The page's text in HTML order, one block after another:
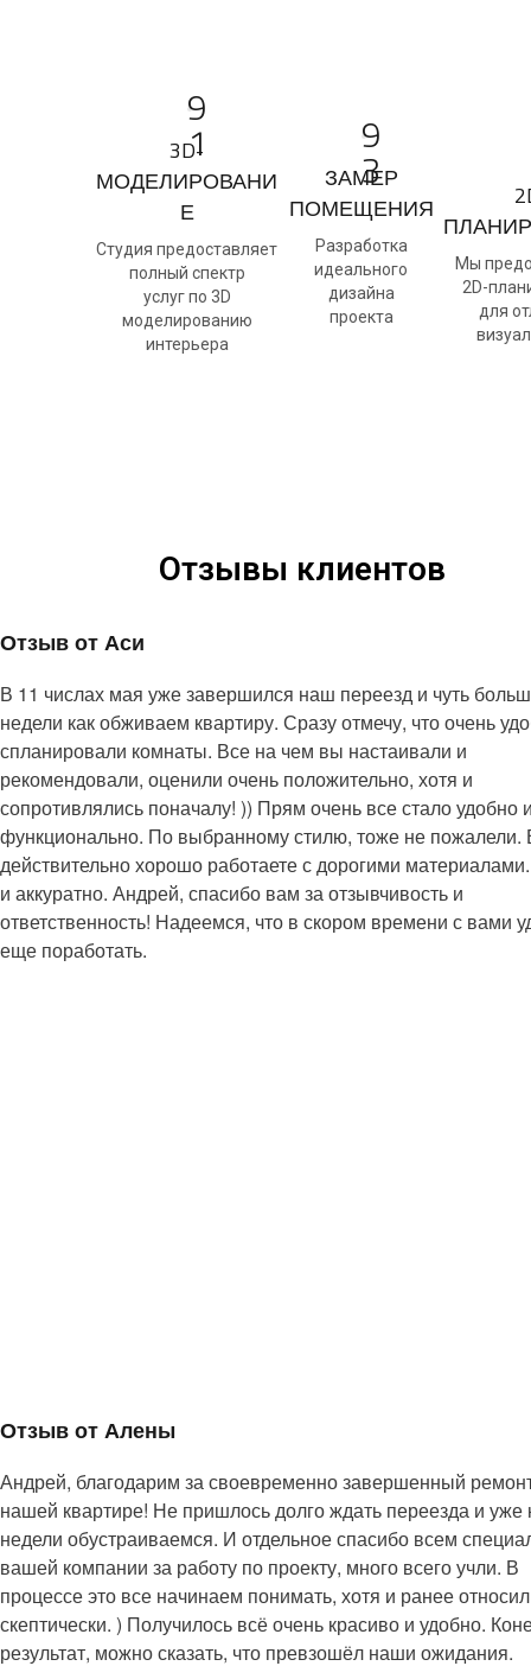
9
1
3D-
МОДЕЛИРОВАНИ
Е
Студия предоставляет
полный спектр
услуг по 3D
моделированию
интерьера
9
3
ЗАМЕР
ПОМЕЩЕНИЯ
Разработка
идеального
дизайна
проекта
Мы
2D-
для
Отзывы клиентов
Отзыв от Аси
В 11 числах мая уже завершился наш переезд и чуть
недели как обживаем квартиру. Сразу отмечу, что очень
спланировали комнаты. Все на чем вы настаивали и
рекомендовали, оценили очень положительно, хотя и
сопротивлялись поначалу! )) Прям очень все стало удобно
функционально. По выбранному стилю, тоже не
действительно хорошо работаете с дорогими
и аккуратно. Андрей, спасибо вам за отзывчивость и
ответственность! Надеемся, что в скором времени с вами
еще поработать.
Отзыв от Алены
Андрей, благодарим за своевременно завершенный
нашей квартире! Не пришлось долго ждать переезда и уже
недели обустраиваемся. И отдельное спасибо всем
вашей компании за работу по проекту, много всего учли. В
процессе это все начинаем понимать, хотя и ранее
скептически. ) Получилось всё очень красиво и удобно.
результат, можно сказать, что превзошёл наши ожидания.